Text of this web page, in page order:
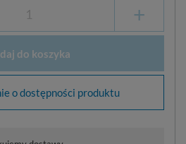
+
do koszyka
o dostępności produktu